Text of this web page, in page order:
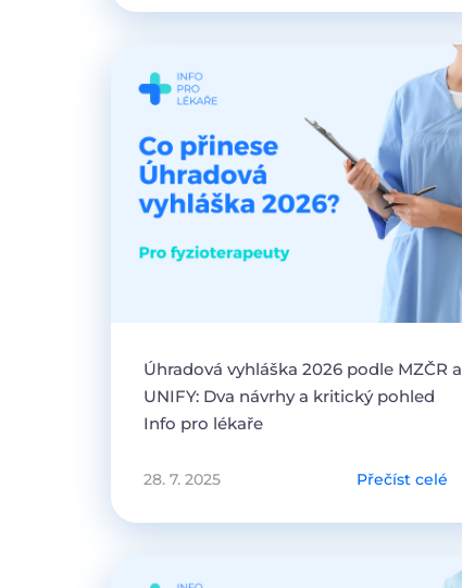
Úhradová vyhláška 2026 podle MZČR a
UNIFY: Dva návrhy a kritický pohled
Info pro lékaře
28. 7. 2025 Přečíst celé